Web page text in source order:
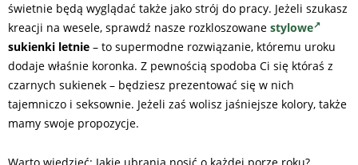
świetnie będą wyglądać także jako strój do pracy. Jeżeli szukasz
kreacji na wesele, sprawdź nasze rozkloszowane stylowe
sukienki letnie – to supermodne rozwiązanie, któremu uroku
dodaje właśnie koronka. Z pewnością spodoba Ci się któraś z
czarnych sukienek – będziesz prezentować się w nich
tajemniczo i seksownie. Jeżeli zaś wolisz jaśniejsze kolory, także
mamy swoje propozycje.